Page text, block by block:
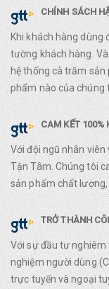
CHÍNH SÁCH
Khi khách hàng dùng
tường khách hàng.
hệ thống cà trăm sản
phẩm nào của chúng
CAM KẾT 100%
Với đội ngũ nhân
Tận Tâm. Chúng tôi
sản phẩm chất lượng,
TRỞ THÀNH
Với sự đầu tư
nghiệm người dùng
trực tuyến và ngoại